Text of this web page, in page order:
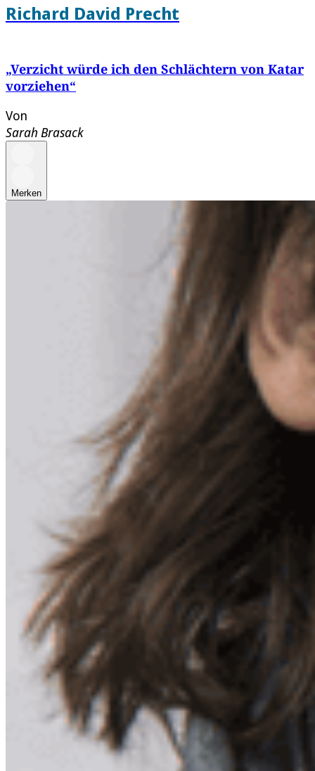
Richard David Precht
„Verzicht würde ich den Schlächtern von Katar
vorziehen“
Von
Sarah Brasack
Merken